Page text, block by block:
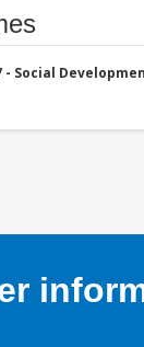
- Social